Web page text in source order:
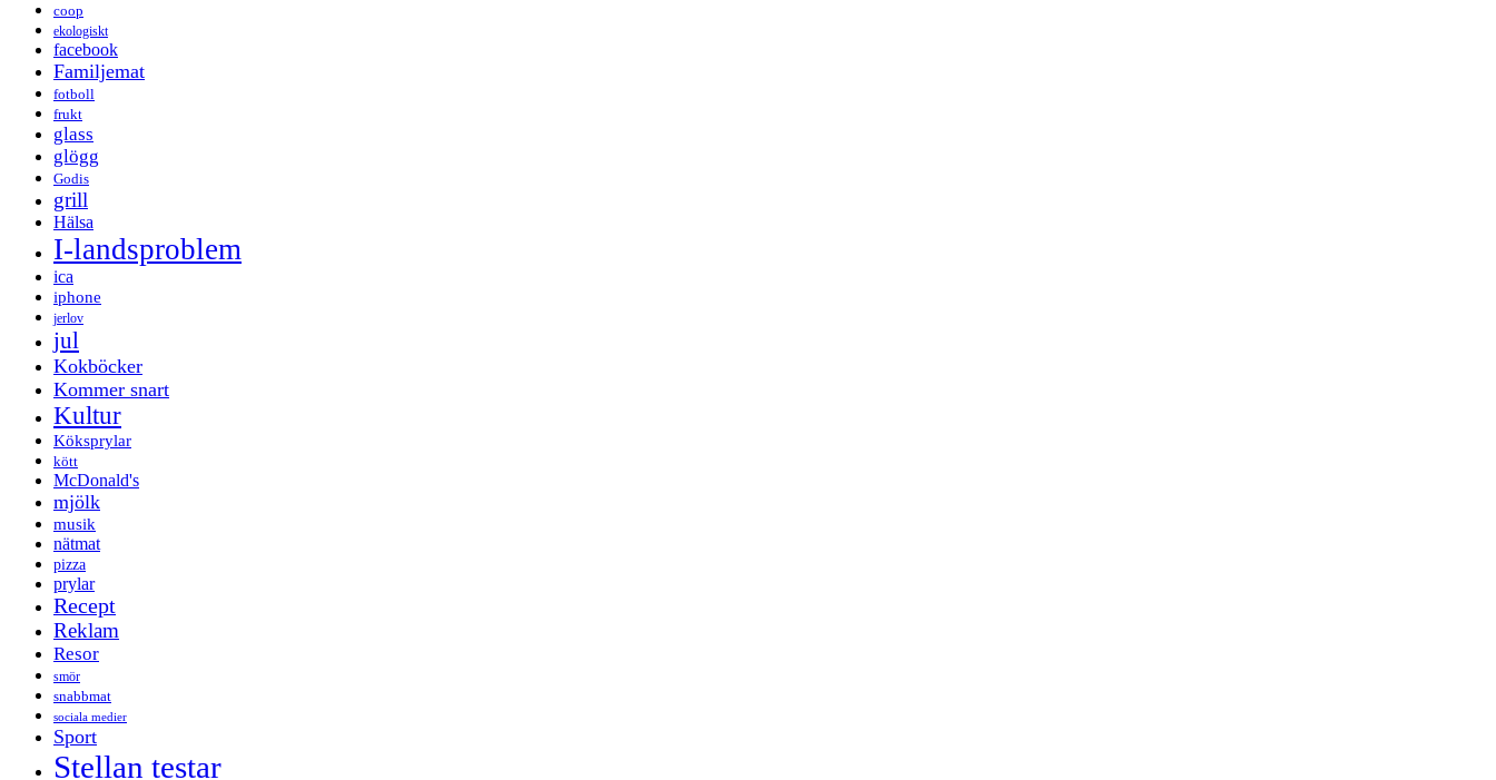
coop
ekologiskt
facebook
Familjemat
fotboll
frukt
glass
glögg
Godis
grill
Hälsa
I-landsproblem
ica
iphone
jerlov
jul
Kokböcker
Kommer snart
Kultur
Köksprylar
kött
McDonald's
mjölk
musik
nätmat
pizza
prylar
Recept
Reklam
Resor
smör
snabbmat
sociala medier
Sport
Stellan testar